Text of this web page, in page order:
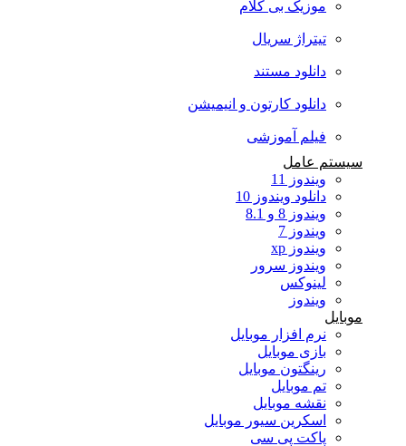
موزیک بی کلام
تیتراژ سریال
دانلود مستند
دانلود کارتون و انیمیشن
فیلم آموزشی
سیستم عامل
ویندوز 11
دانلود ویندوز 10
ویندوز 8 و 8.1
ویندوز 7
ویندوز xp
ویندوز سرور
لینوکس
ویندوز
موبایل
نرم افزار موبایل
بازی موبایل
رینگتون موبایل
تم موبایل
نقشه موبایل
اسکرین سیور موبایل
پاکت پی سی